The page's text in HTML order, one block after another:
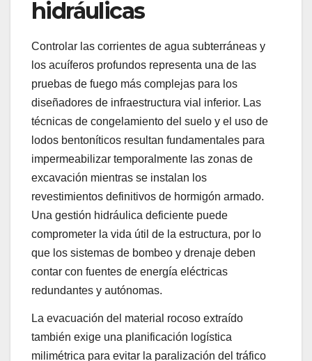
hidráulicas
Controlar las corrientes de agua subterráneas y
los acuíferos profundos representa una de las
pruebas de fuego más complejas para los
diseñadores de infraestructura vial inferior. Las
técnicas de congelamiento del suelo y el uso de
lodos bentoníticos resultan fundamentales para
impermeabilizar temporalmente las zonas de
excavación mientras se instalan los
revestimientos definitivos de hormigón armado.
Una gestión hidráulica deficiente puede
comprometer la vida útil de la estructura, por lo
que los sistemas de bombeo y drenaje deben
contar con fuentes de energía eléctricas
redundantes y autónomas.
La evacuación del material rocoso extraído
también exige una planificación logística
milimétrica para evitar la paralización del tráfico